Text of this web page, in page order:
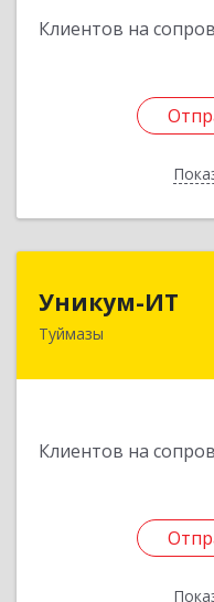
Клиентов на
Уникум-ИТ
Туймазы
Клиентов на
452757,